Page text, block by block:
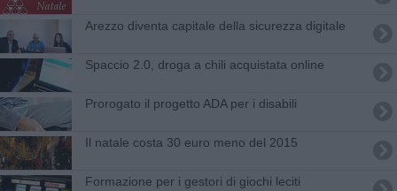
Arezzo diventa capitale della sicurezza digitale
Spaccio 2.0, droga a chili acquistata online
Prorogato il progetto ADA per i disabili
Il natale costa 30 euro meno del 2015
Formazione per i gestori di giochi leciti